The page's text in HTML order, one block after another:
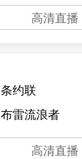
高清直播
条约联
布雷流浪者
高清直播